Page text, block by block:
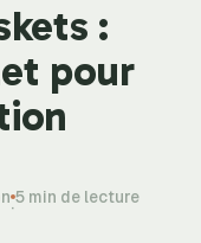
:
pour
·5 min de lecture